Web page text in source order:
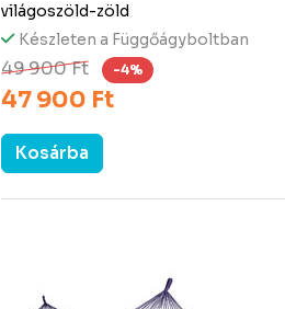
világoszöld-zöld
Készleten a Függőágyboltban
49 900 Ft -4%
47 900 Ft
Kosárba